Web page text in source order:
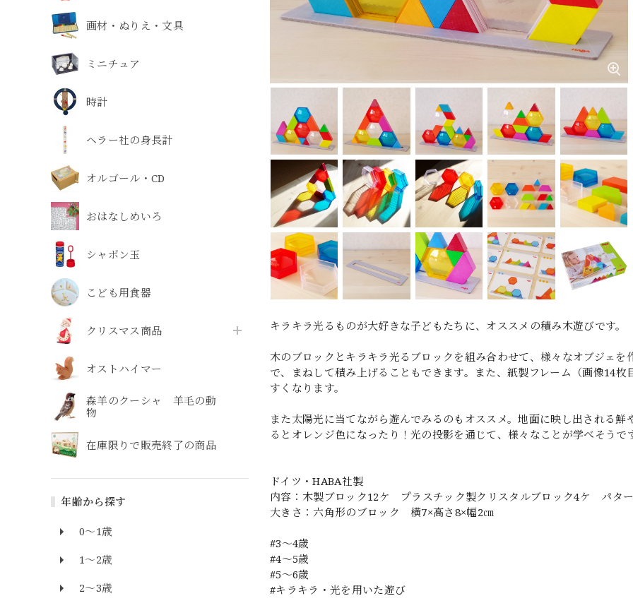
画材・ぬりえ・文具
ミニチュア
時計
ヘラー社の身長計
オルゴール・CD
おはなしめいろ
シャボン玉
こども用食器
クリスマス商品
オストハイマー
森羊のクーシャ 羊毛の動
物
在庫限りで販売終了の商品
年齢から探す
0～1歳
1～2歳
2～3歳
キラキラ光るものが大好きな子どもたちに、オススメの積み木遊びです。
木のブロックとキラキラ光るブロックを組み合わせて、様々なオブジェ
で、まねして積み上げることもできます。また、紙製フレーム（画像14
すくなります。
また太陽光に当てながら遊んでみるのもオススメ。地面に映し出される
るとオレンジ色になったり！光の投影を通じて、様々なことが学べそうで
ドイツ・HABA社製
内容：木製ブロック12ケ プラスチック製クリスタルブロック4ケ パタ
大きさ：六角形のブロック 横7×高さ8×幅2㎝
#3〜4歳
#4〜5歳
#5〜6歳
#キラキラ・光を用いた遊び